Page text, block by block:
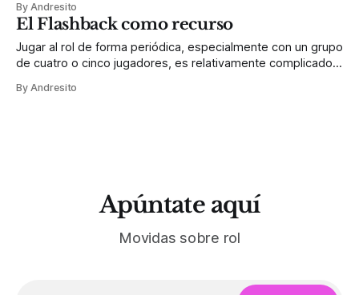
inevitablemente estuve pensando en ella y en todas las
veces que la he dirigido, que han sido unas pocas.
By Andresito
El Flashback como recurso
Jugar al rol de forma periódica, especialmente con un grupo
de cuatro o cinco jugadores, es relativamente complicado.
una serie de responsabilidades que sencillamente son más
By Andresito
Apúntate aquí
Movidas sobre rol